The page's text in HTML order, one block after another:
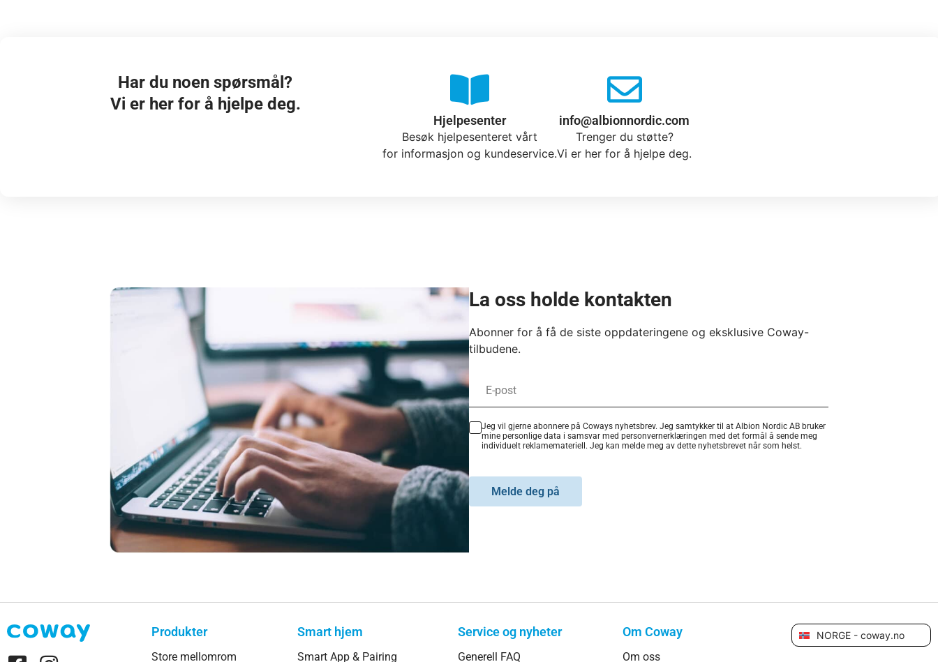
Har du noen spørsmål?
Vi er her for å hjelpe deg.
Hjelpesenter
Besøk hjelpesenteret vårt
for informasjon og kundeservice.
info@albionnordic.com
Trenger du støtte?
Vi er her for å hjelpe deg.
La oss holde kontakten
Abonner for å få de siste oppdateringene og eksklusive Coway-
tilbudene.
Jeg vil gjerne abonnere på Coways nyhetsbrev. Jeg samtykker til at Albion Nordic AB bruker
mine personlige data i samsvar med personvernerklæringen med det formål å sende meg
individuelt reklamemateriell. Jeg kan melde meg av dette nyhetsbrevet når som helst.
Melde deg på
Produkter
Store mellomrom
Smart hjem
Smart App & Pairing
Service og nyheter
Generell FAQ
Om Coway
Om oss
NORGE - coway.no